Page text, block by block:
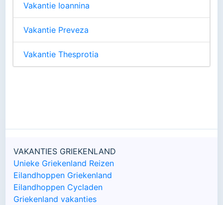
Vakantie Ioannina
Vakantie Preveza
Vakantie Thesprotia
VAKANTIES GRIEKENLAND
Unieke Griekenland Reizen
Eilandhoppen Griekenland
Eilandhoppen Cycladen
Griekenland vakanties